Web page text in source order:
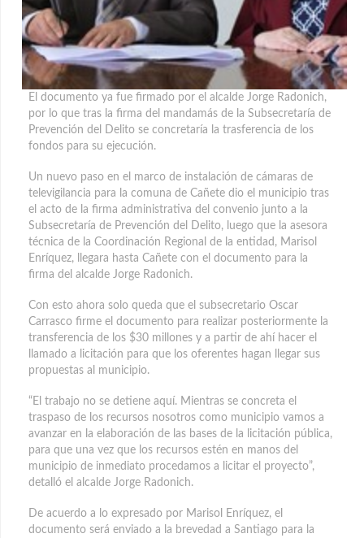
El documento ya fue firmado por el alcalde Jorge Radonich,
por lo que tras la firma del mandamás de la Subsecretaría de
Prevención del Delito se concretaría la trasferencia de los
fondos para su ejecución.
Un nuevo paso en el marco de instalación de cámaras de
televigilancia para la comuna de Cañete dio el municipio tras
el acto de la firma administrativa del convenio junto a la
Subsecretaría de Prevención del Delito, luego que la asesora
técnica de la Coordinación Regional de la entidad, Marisol
Enríquez, llegara hasta Cañete con el documento para la
firma del alcalde Jorge Radonich.
Con esto ahora solo queda que el subsecretario Oscar
Carrasco firme el documento para realizar posteriormente la
transferencia de los $30 millones y a partir de ahí hacer el
llamado a licitación para que los oferentes hagan llegar sus
propuestas al municipio.
“El trabajo no se detiene aquí. Mientras se concreta el
traspaso de los recursos nosotros como municipio vamos a
avanzar en la elaboración de las bases de la licitación pública,
para que una vez que los recursos estén en manos del
municipio de inmediato procedamos a licitar el proyecto”,
detalló el alcalde Jorge Radonich.
De acuerdo a lo expresado por Marisol Enríquez, el
documento será enviado a la brevedad a Santiago para la